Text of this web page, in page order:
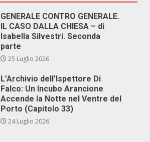
GENERALE CONTRO GENERALE.
IL CASO DALLA CHIESA – di
Isabella Silvestri. Seconda
parte
25 Luglio 2026
L’Archivio dell’Ispettore Di
Falco: Un Incubo Arancione
Accende la Notte nel Ventre del
Porto (Capitolo 33)
24 Luglio 2026